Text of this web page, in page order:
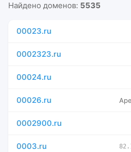
Найдено доменов: 5535
00023.ru
0002323.ru
00024.ru
00026.ru
0002900.ru
0003.ru